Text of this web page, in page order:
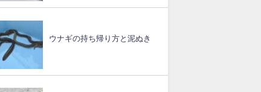
ウナギの持ち帰り方と泥ぬき